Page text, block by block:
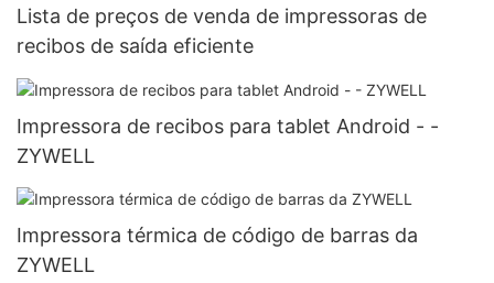
Lista de preços de venda de impressoras de
recibos de saída eficiente
Impressora de recibos para tablet Android - -
ZYWELL
Impressora térmica de código de barras da
ZYWELL